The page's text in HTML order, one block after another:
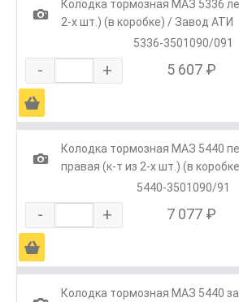
1
Колодка тормозная МАЗ 5336
2-х шт.) (в коробке) / Завод АТИ
5336-3501090/091
- + 5 607 ₽
Ä
1
Колодка тормозная МАЗ 5440
правая (к-т из 2-х шт.) (в
5440-3501090/91
- + 7 077 ₽
Ä
Колодка тормозная МАЗ 5440